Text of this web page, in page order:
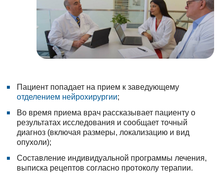
Пациент попадает на прием к заведующему
отделением нейрохирургии;
Во время приема врач рассказывает пациенту о
результатах исследования и сообщает точный
диагноз (включая размеры, локализацию и вид
опухоли);
Составление индивидуальной программы лечения,
выписка рецептов согласно протоколу терапии.